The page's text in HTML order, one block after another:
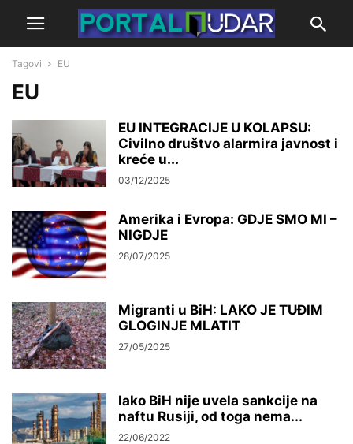
Tagovi EU
EU
EU INTEGRACIJE U KOLAPSU:
Civilno društvo alarmira javnost i
kreće u...
03/12/2025
Amerika i Evropa: GDJE SMO MI –
NIGDJE
28/07/2025
Migranti u BiH: LAKO JE TUĐIM
GLOGINJE MLATIT
27/05/2025
Iako BiH nije uvela sankcije na
naftu Rusiji, od toga nema...
22/06/2022